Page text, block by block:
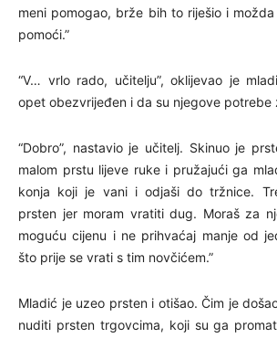
meni pomogao, brže bih to riješio i
pomoći.”
“V… vrlo rado, učitelju”, oklijevao je
opet obezvrijeđen i da su njegove potrebe
“Dobro”, nastavio je učitelj. Skinuo je
malom prstu lijeve ruke i pružajući ga
konja koji je vani i odjaši do tržnice.
prsten jer moram vratiti dug. Moraš za
moguću cijenu i ne prihvaćaj manje od
što prije se vrati s tim novčićem.”
Mladić je uzeo prsten i otišao. Čim je
nuditi prsten trgovcima, koji su ga